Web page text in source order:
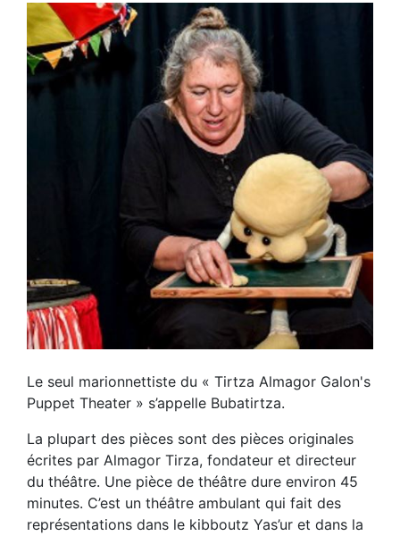
Le seul marionnettiste du « Tirtza Almagor Galon's
Puppet Theater » s’appelle Bubatirtza.
La plupart des pièces sont des pièces originales
écrites par Almagor Tirza, fondateur et directeur
du théâtre. Une pièce de théâtre dure environ 45
minutes. C’est un théâtre ambulant qui fait des
représentations dans le kibboutz Yas’ur et dans la